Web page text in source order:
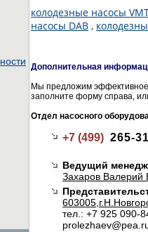
колодезные насосы
насосы DAB ,
Дополнительная
Мы предложим эффективное
заполните форму справа,
Отдел насосного
+7 (499) 265-
Ведущий
Захаров Валерий
тел.: +7 925 090-